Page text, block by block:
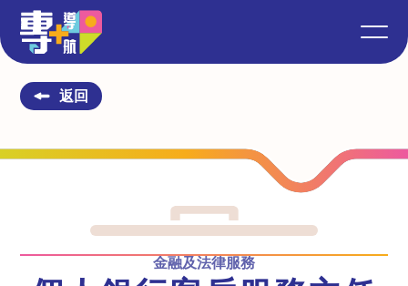
返回
金融及法律服務